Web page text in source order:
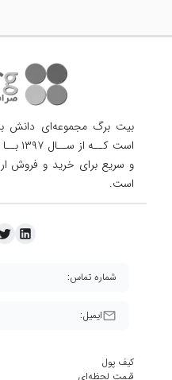
بیت برگ مجموعه‌ای دانش
است کــه از ســال ۱۳۹۷ بــا هــدف فراهم آوردن
و سریع برای خرید و فروش
است.
ایمیل:
شماره تماس:
کیف پول
قیمت لحظه‌ای